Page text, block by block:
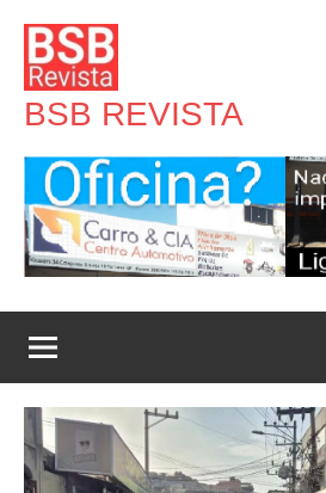
para
conteúdo
BSB REVISTA